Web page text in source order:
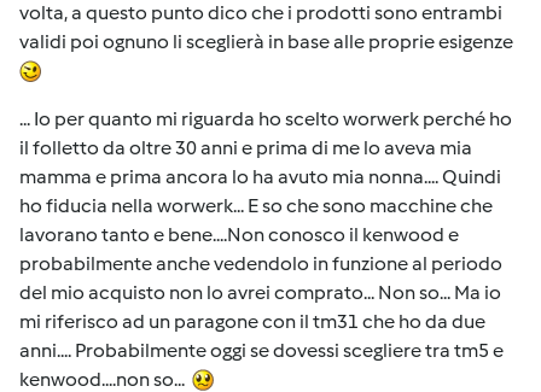
volta, a questo punto dico che i prodotti sono entrambi
validi poi ognuno li sceglierà in base alle proprie esigenze
... Io per quanto mi riguarda ho scelto worwerk perché ho
il folletto da oltre 30 anni e prima di me lo aveva mia
mamma e prima ancora lo ha avuto mia nonna.... Quindi
ho fiducia nella worwerk... E so che sono macchine che
lavorano tanto e bene....Non conosco il kenwood e
probabilmente anche vedendolo in funzione al periodo
del mio acquisto non lo avrei comprato... Non so... Ma io
mi riferisco ad un paragone con il tm31 che ho da due
anni.... Probabilmente oggi se dovessi scegliere tra tm5 e
kenwood....non so...